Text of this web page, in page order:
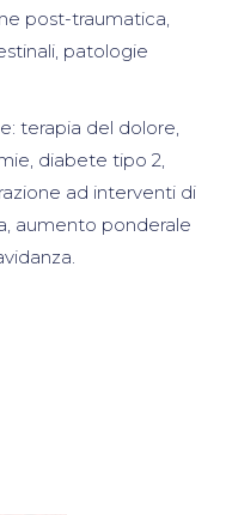
post-traumatica,
patologie
terapia del dolore,
diabete tipo 2,
ad interventi di
aumento ponderale